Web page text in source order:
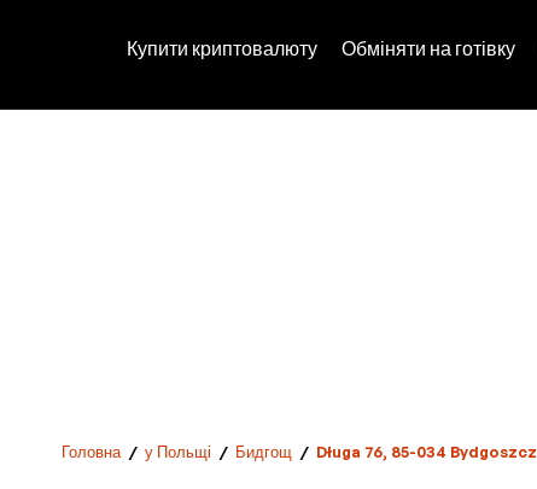
Купити криптовалюту Обміняти на готівку
Головна / у Польщі / Бидгощ / Długa 76, 85-034 Bydgoszcz